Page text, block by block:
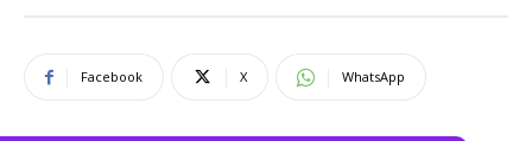
Facebook X WhatsApp